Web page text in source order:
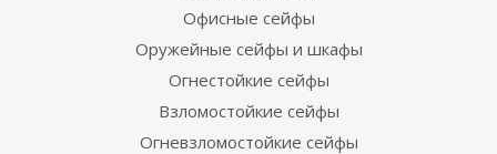
Офисные сейфы
Оружейные сейфы и шкафы
Огнестойкие сейфы
Взломостойкие сейфы
Огневзломостойкие сейфы